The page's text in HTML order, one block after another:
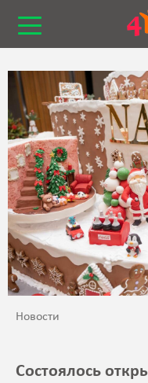
Новости
Состоялось